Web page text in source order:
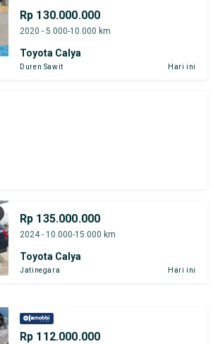
Rp 130.000.000
2020 - 5.000-10.000 km
Toyota Calya
Duren Sawit Hari ini
Rp 135.000.000
2024 - 10.000-15.000 km
Toyota Calya
Jatinegara Hari ini
Rp 112.000.000